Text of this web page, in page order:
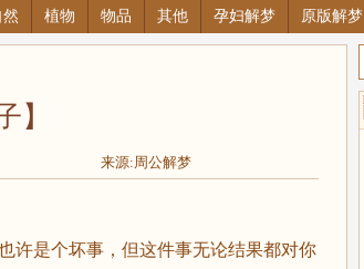
然 植物 物品 其他 孕妇解梦 原版解梦
】
来源:周公解梦
是个坏事，但这件事无论结果都对你